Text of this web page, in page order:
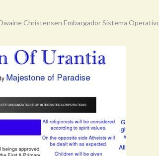
Christensen Embargador Sistema